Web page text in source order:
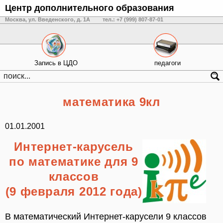
Центр дополнительного образования
Москва, ул. Введенского, д. 1А тел.: +7 (999) 807-87-01
Запись в ЦДО педагоги
математика 9кл
01.01.2001
Интернет-карусель
по математике для 9
классов
(9 февраля 2012 года)
В математический Интернет-карусели 9 классов